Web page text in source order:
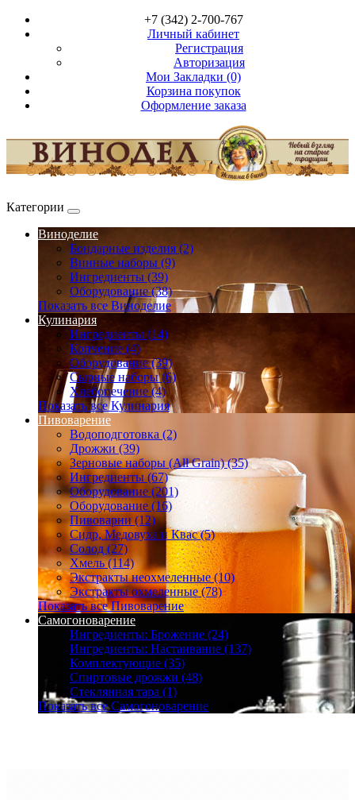
+7 (342) 2-700-767
Личный кабинет
Регистрация
Авторизация
Мои Закладки (0)
Корзина покупок
Оформление заказа
Категории
Виноделие
Бондарные изделия (2)
Винные наборы (9)
Ингредиенты (39)
Оборудование (38)
Показать все Виноделие
Кулинария
Ингредиенты (14)
Копчение (4)
Оборудование (39)
Сырные наборы (6)
Хлебопечение (4)
Показать все Кулинария
Пивоварение
Водоподготовка (2)
Дрожжи (39)
Зерновые наборы (All Grain) (35)
Ингредиенты (67)
Оборудование (201)
Оборудование (16)
Пивоварни (12)
Сидр, Медовуха и Квас (5)
Солод (27)
Хмель (114)
Экстракты неохмеленные (10)
Экстракты охмеленные (78)
Показать все Пивоварение
Самогоноварение
Ингредиенты: Брожение (24)
Ингредиенты: Настаивание (137)
Комплектующие (35)
Спиртовые дрожжи (48)
Стеклянная тара (1)
Показать все Самогоноварение